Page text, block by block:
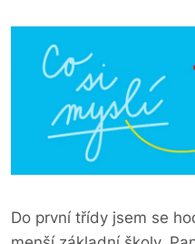
Do první třídy jsem se